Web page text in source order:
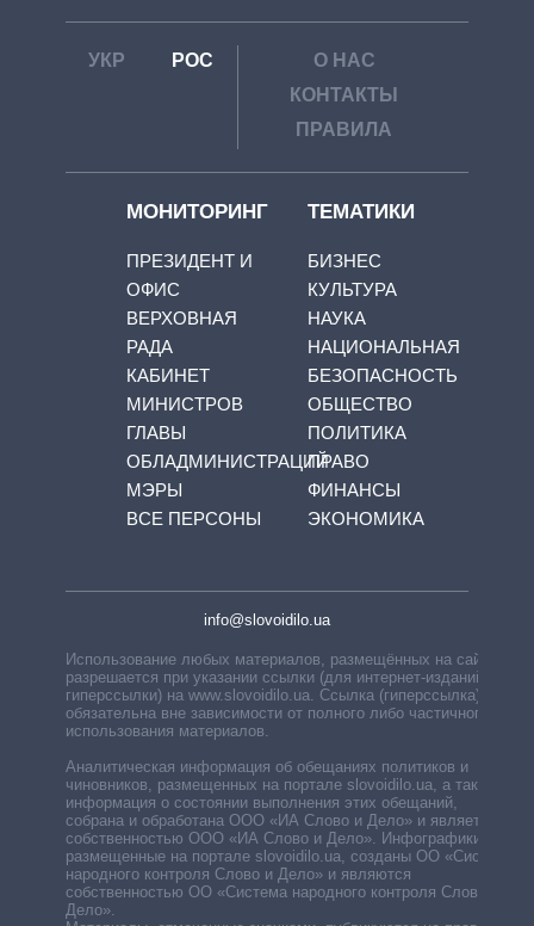
УКР РОС
О НАС
КОНТАКТЫ
ПРАВИЛА
МОНИТОРИНГ
ПРЕЗИДЕНТ И
ОФИС
ВЕРХОВНАЯ
РАДА
КАБИНЕТ
МИНИСТРОВ
ГЛАВЫ
ОБЛАДМИНИСТРАЦИЙ
МЭРЫ
ВСЕ ПЕРСОНЫ
ТЕМАТИКИ
БИЗНЕС
КУЛЬТУРА
НАУКА
НАЦИОНАЛЬНАЯ
БЕЗОПАСНОСТЬ
ОБЩЕСТВО
ПОЛИТИКА
ПРАВО
ФИНАНСЫ
ЭКОНОМИКА
info@slovoidilo.ua
Использование любых материалов, размещённых на сайте,
разрешается при указании ссылки (для интернет-изданий —
гиперссылки) на www.slovoidilo.ua. Ссылка (гиперссылка)
обязательна вне зависимости от полного либо частичного
использования материалов.
Аналитическая информация об обещаниях политиков и
чиновников, размещенных на портале slovoidilo.ua, а также
информация о состоянии выполнения этих обещаний,
собрана и обработана ООО «ИА Слово и Дело» и является
собственностью ООО «ИА Слово и Дело». Инфографики,
размещенные на портале slovoidilo.ua, созданы ОО «Система
народного контроля Слово и Дело» и являются
собственностью ОО «Система народного контроля Слово и
Дело».